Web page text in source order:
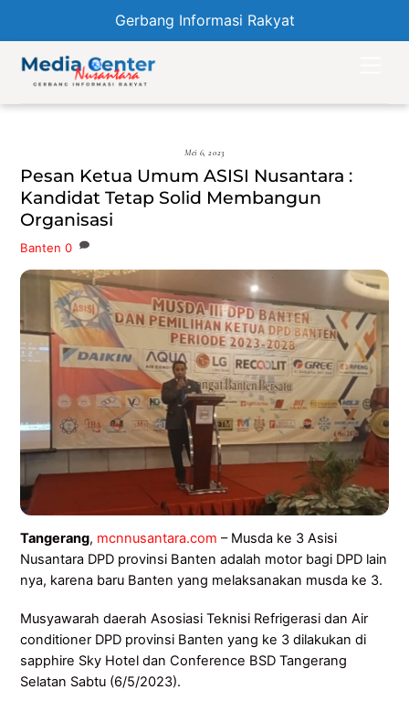
Gerbang Informasi Rakyat
content
Mei 6, 2023
Pesan Ketua Umum ASISI Nusantara :
Kandidat Tetap Solid Membangun
Organisasi
Banten 0
Tangerang, mcnnusantara.com – Musda ke 3 Asisi
Nusantara DPD provinsi Banten adalah motor bagi DPD lain
nya, karena baru Banten yang melaksanakan musda ke 3.
Musyawarah daerah Asosiasi Teknisi Refrigerasi dan Air
conditioner DPD provinsi Banten yang ke 3 dilakukan di
sapphire Sky Hotel dan Conference BSD Tangerang
Selatan Sabtu (6/5/2023).